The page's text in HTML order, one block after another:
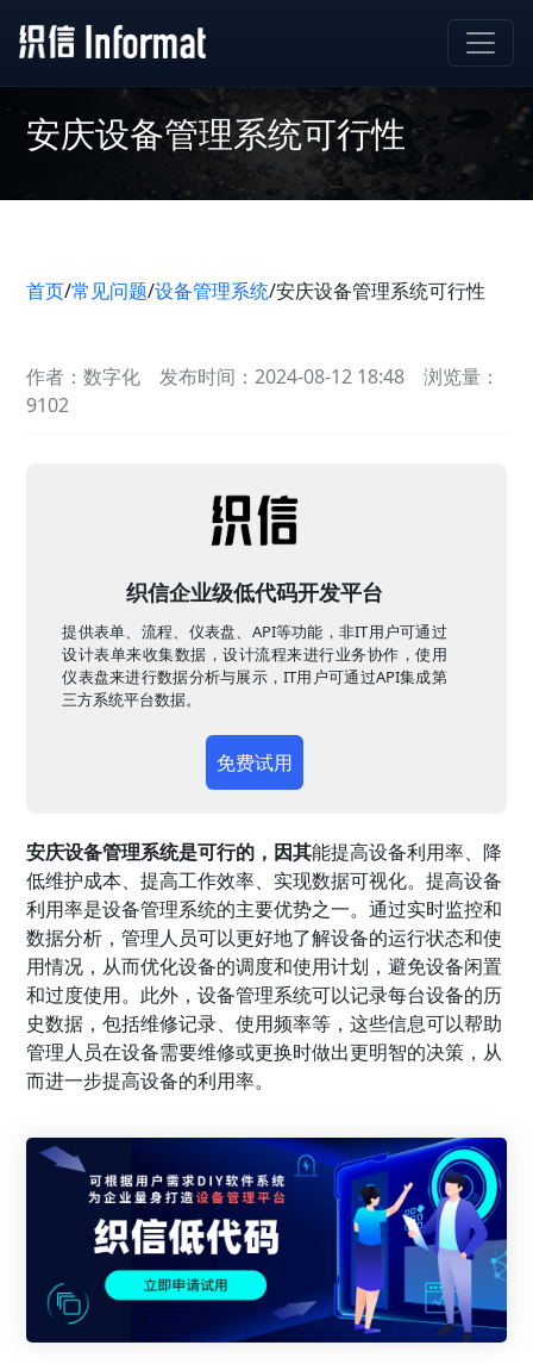
安庆设备管理系统可行性
首页/常见问题/设备管理系统/安庆设备管理系统可行性
作者：数字化 发布时间：2024-08-12 18:48
浏览量：
9102
织信企业级低代码开发平台
提供表单、流程、仪表盘、API等功能，非IT用户可通过
设计表单来收集数据，设计流程来进行业务协作，使用
仪表盘来进行数据分析与展示，IT用户可通过API集成第
三方系统平台数据。
免费试用
安庆设备管理系统是可行的，因其能提高设备利用率、降
低维护成本、提高工作效率、实现数据可视化。提高设备
利用率是设备管理系统的主要优势之一。通过实时监控和
数据分析，管理人员可以更好地了解设备的运行状态和使
用情况，从而优化设备的调度和使用计划，避免设备闲置
和过度使用。此外，设备管理系统可以记录每台设备的历
史数据，包括维修记录、使用频率等，这些信息可以帮助
管理人员在设备需要维修或更换时做出更明智的决策，从
而进一步提高设备的利用率。